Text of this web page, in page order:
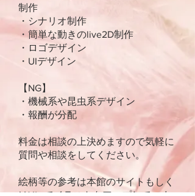
制作
・シナリオ制作
・簡単な動きのlive2D制作
・ロゴデザイン
・UIデザイン
【NG】
​・機械系や昆虫系デザイン
・報酬が分配
料金は相談の上決めますので気軽に
質問や相談をしてください。
絵柄等の参考は本館のサイトもしく